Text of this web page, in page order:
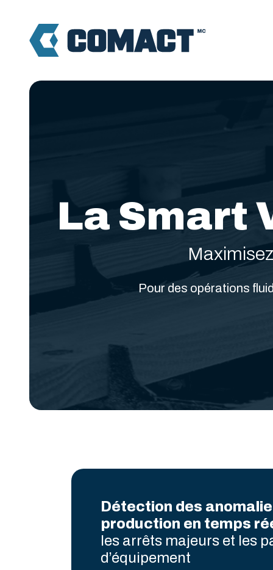
La Smart
Pour des opérations
Détection des
production en temps
les arrêts majeurs et les
d’équipement